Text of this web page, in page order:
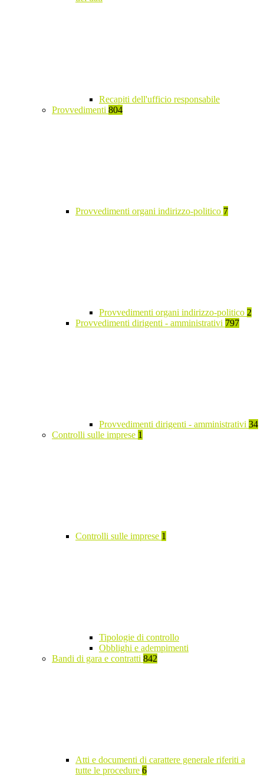
Recapiti dell'ufficio responsabile
Provvedimenti 804
Provvedimenti organi indirizzo-politico 7
Provvedimenti organi indirizzo-politico 2
Provvedimenti dirigenti - amministrativi 797
Provvedimenti dirigenti - amministrativi 34
Controlli sulle imprese 1
Controlli sulle imprese 1
Tipologie di controllo
Obblighi e adempimenti
Bandi di gara e contratti 842
Atti e documenti di carattere generale riferiti a
tutte le procedure 6